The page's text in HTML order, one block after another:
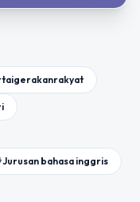
bahasa inggris